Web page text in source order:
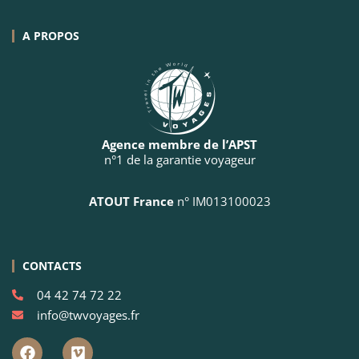
A PROPOS
Agence membre de l’APST
n°1 de la garantie voyageur
ATOUT Francen° IM013100023
CONTACTS
04 42 74 72 22
info@twvoyages.fr